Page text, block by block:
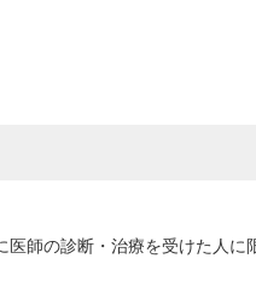
師の診断・治療を受けた人に